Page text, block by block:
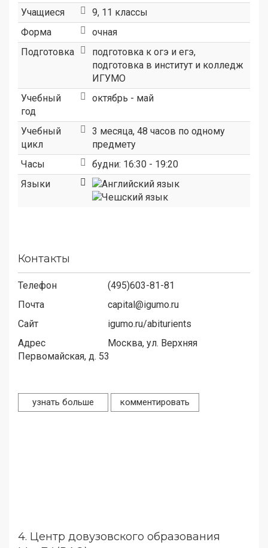
Учащиеся
9, 11 классы
Форма
очная
Подготовка
подготовка к огэ и егэ,
подготовка в институт и колледж
ИГУМО
Учебный
год
октябрь - май
Учебный
цикл
3 месяца, 48 часов по одному
предмету
Часы
будни: 16:30 - 19:20
Языки
Контакты
Телефон
(495)603-81-81
Почта
capital@igumo.ru
Сайт
igumo.ru/abiturients
Адрес
Москва, ул. Верхняя
Первомайская, д. 53
узнать больше комментировать
4. Центр довузовского образования